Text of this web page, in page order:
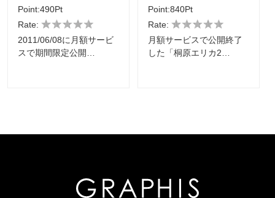
Point:490Pt
Rate:
2011/06/08に月額サービ
スで期間限定公開…
Point:840Pt
Rate:
月額サービスで公開終了
した「桐原エリカ2…